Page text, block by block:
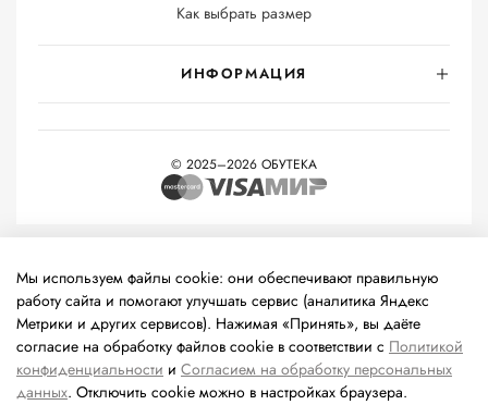
Как выбрать размер
ИНФОРМАЦИЯ
© 2025–2026 ОБУТЕКА
технологии
(информационные технологии предоставления
информации на основе сбора, систематизации и анализа
сведений, относящихся к предпочтениям пользователей сети
«Интернет», находящихся на территории Российской
Федерации).
Мы используем файлы cookie: они обеспечивают правильную
работу сайта и помогают улучшать сервис (аналитика Яндекс
Метрики и других сервисов). Нажимая «Принять», вы даёте
согласие на обработку файлов cookie в соответствии с Политикой
конфиденциальности и Согласием на обработку персональных
данных. Отключить cookie можно в настройках браузера.